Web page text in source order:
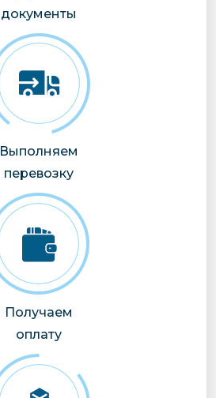
документы
Выполняем
перевозку
Получаем
оплату